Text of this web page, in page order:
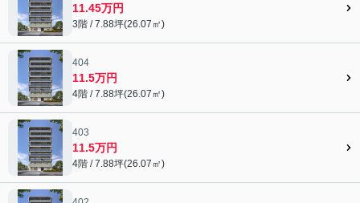
11.45万円
3階 / 7.88坪(26.07㎡)
404
11.5万円
4階 / 7.88坪(26.07㎡)
403
11.5万円
4階 / 7.88坪(26.07㎡)